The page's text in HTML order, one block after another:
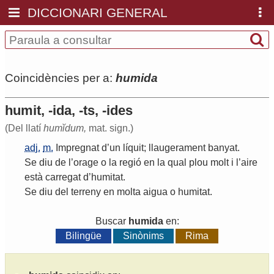
DICCIONARI GENERAL
Coincidències per a: humida
humit, -ida, -ts, -ides
(Del llatí humĭdum, mat. sign.)
adj. m. Impregnat d’un líquit; llaugerament banyat.
Se diu de ’orage o la regió en la qual plou molt i ’aire
està carregat d’humitat.
Se diu del terreny en molta aigua o humitat.
Buscar humidaen:
Bilingüe
Sinònims Rima